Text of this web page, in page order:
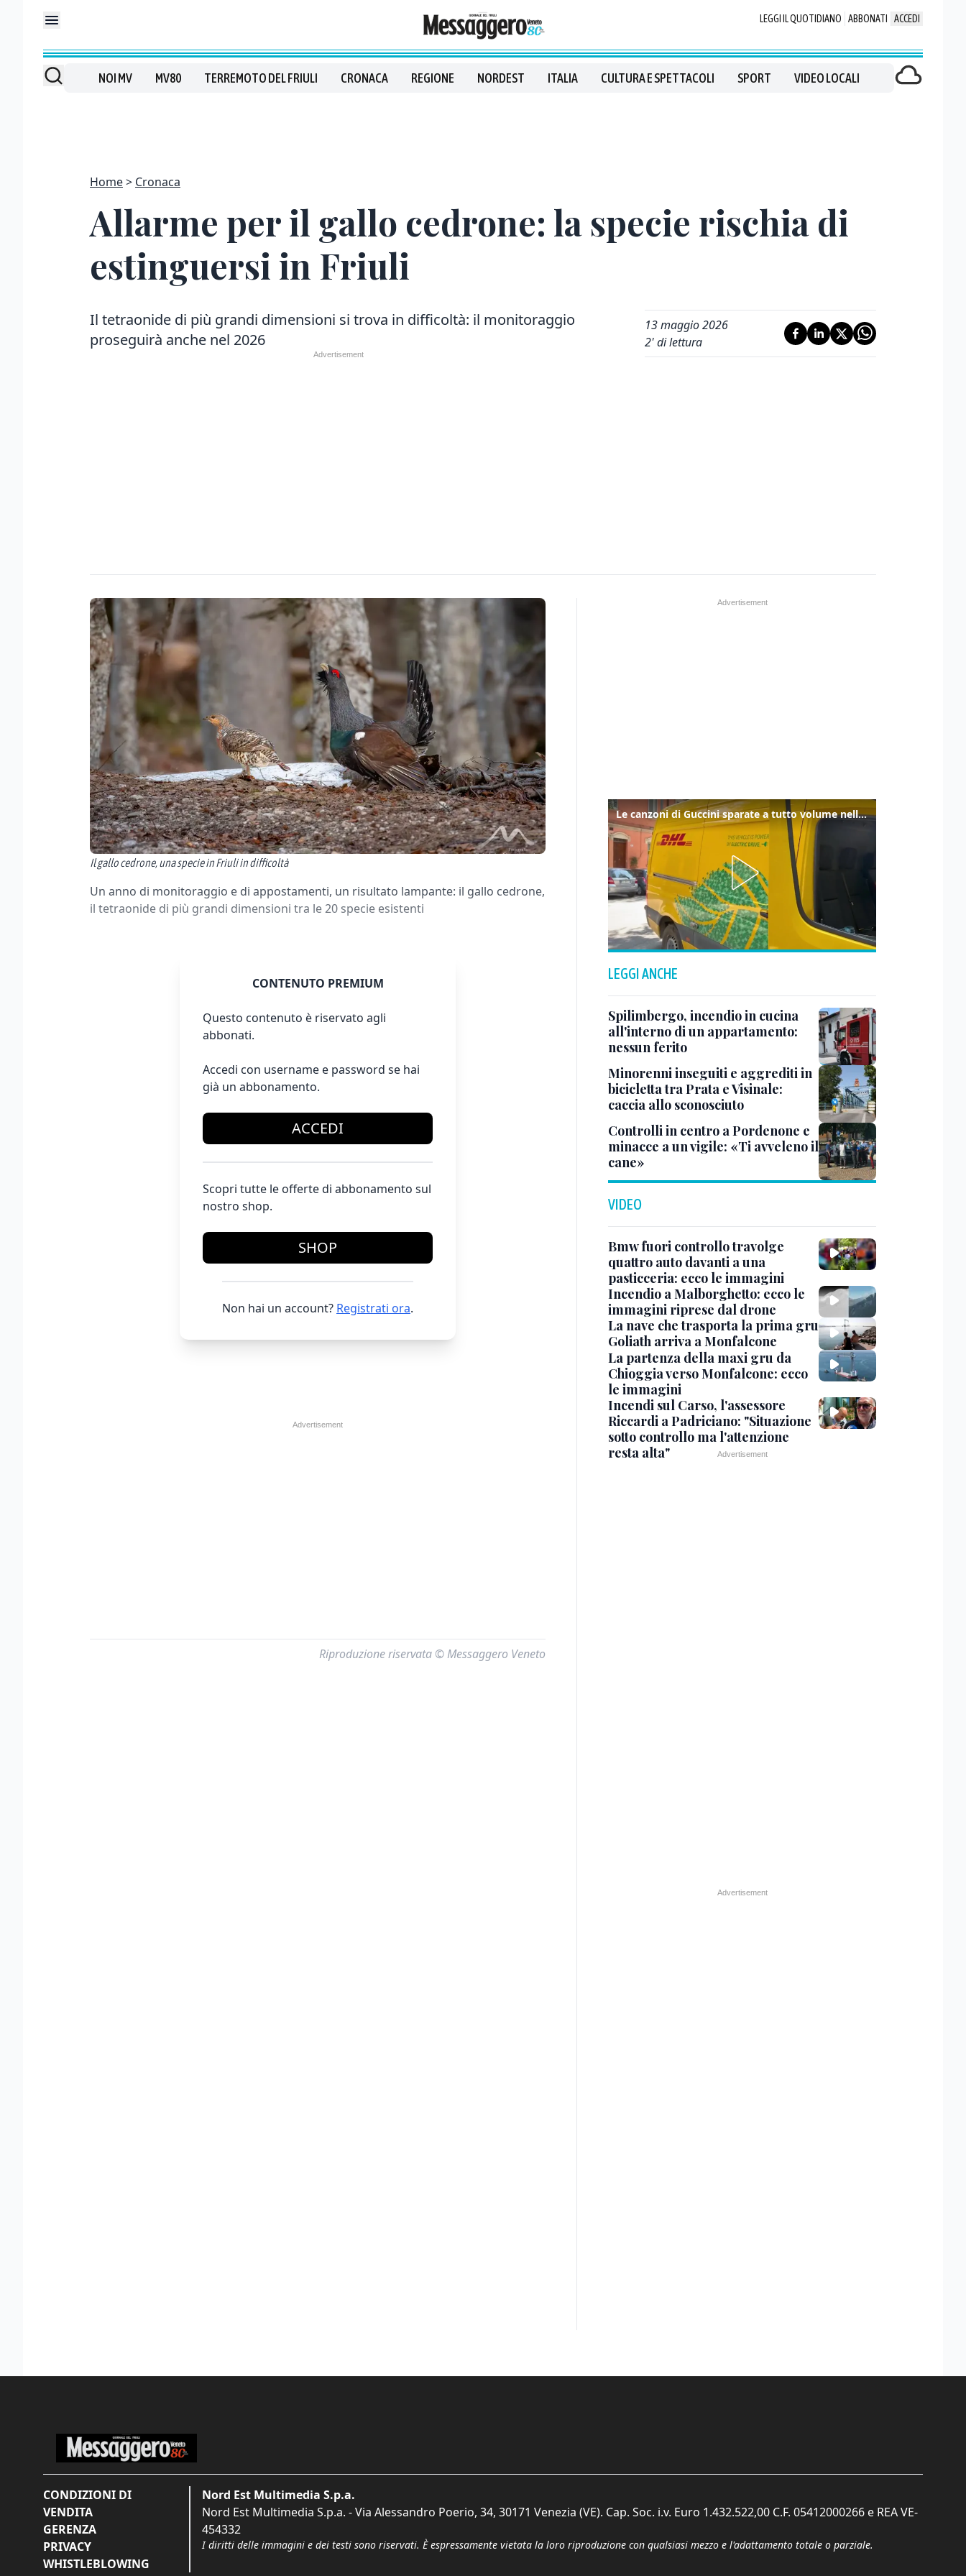
LEGGI IL QUOTIDIANO ABBONATI ACCEDI
NOI MV MV80 TERREMOTO DEL FRIULI CRONACA REGIONE NORDEST ITALIA CULTURA E SPETTACOLI SPORT VIDEO LOCALI
Home Cronaca
Allarme per il gallo cedrone: la specie rischia di
estinguersi in Friuli
Il tetraonide di più grandi dimensioni si trova in difficoltà: il monitoraggio
proseguirà anche nel 2026
13 maggio 2026
2' di lettura
Il gallo cedrone, una specie in Friuli in difficoltà
Un anno di monitoraggio e di appostamenti, un risultato lampante: il gallo cedrone,
il tetraonide di più grandi dimensioni tra le 20 specie esistenti
CONTENUTO PREMIUM
Questo contenuto è riservato agli
abbonati.
Accedi con username e password se hai
già un abbonamento.
ACCEDI
Scopri tutte le offerte di abbonamento sul
nostro shop.
SHOP
Non hai un account? Registrati ora.
Riproduzione riservata © Messaggero Veneto
Le canzoni di Guccini sparate a tutto volume nella strada dove abitava
LEGGI ANCHE
Spilimbergo, incendio in cucina
all'interno di un appartamento:
nessun ferito
Minorenni inseguiti e aggrediti in
bicicletta tra Prata e Visinale:
caccia allo sconosciuto
Controlli in centro a Pordenone e
minacce a un vigile: «Ti avveleno il
cane»
VIDEO
Bmw fuori controllo travolge
quattro auto davanti a una
pasticceria: ecco le immagini
Incendio a Malborghetto: ecco le
immagini riprese dal drone
La nave che trasporta la prima gru
Goliath arriva a Monfalcone
La partenza della maxi gru da
Chioggia verso Monfalcone: ecco
le immagini
Incendi sul Carso, l'assessore
Riccardi a Padriciano: "Situazione
sotto controllo ma l'attenzione
resta alta"
CONDIZIONI DI
VENDITA
GERENZA
PRIVACY
WHISTLEBLOWING
Nord Est Multimedia S.p.a.
Nord Est Multimedia S.p.a. - Via Alessandro Poerio, 34, 30171 Venezia (VE). Cap. Soc. i.v. Euro 1.432.522,00 C.F. 05412000266 e REA VE-
454332
I diritti delle immagini e dei testi sono riservati. È espressamente vietata la loro riproduzione con qualsiasi mezzo e l'adattamento totale o parziale.